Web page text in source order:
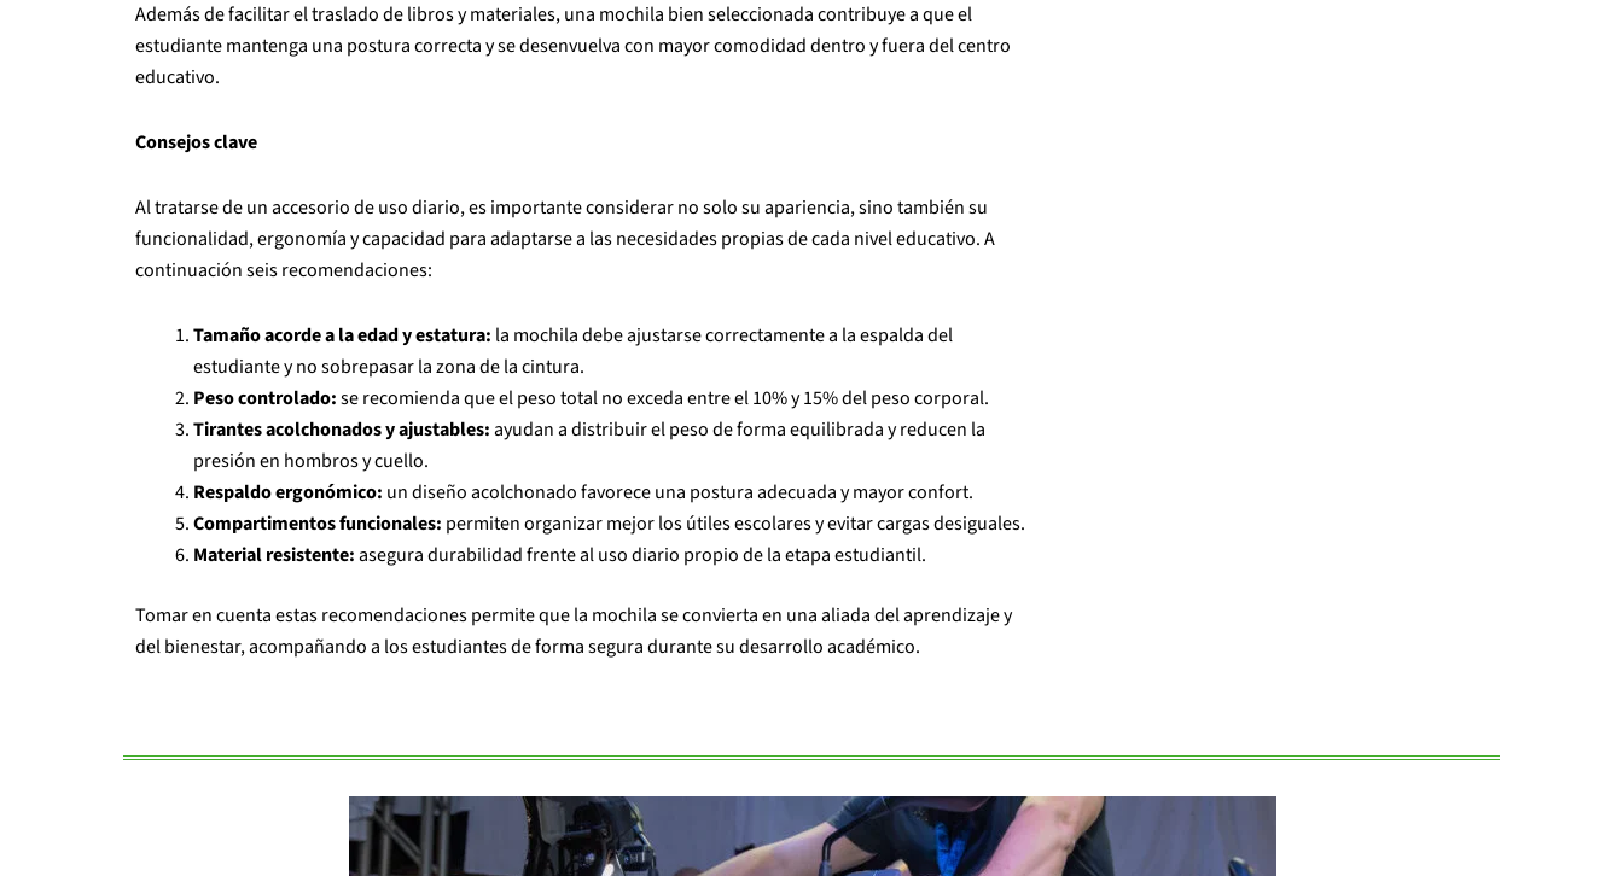
Además de facilitar el traslado de libros y materiales, una mochila bien seleccionada contribuye a que el
estudiante mantenga una postura correcta y se desenvuelva con mayor comodidad dentro y fuera del centro
educativo.
Consejos clave
Al tratarse de un accesorio de uso diario, es importante considerar no solo su apariencia, sino también su
funcionalidad, ergonomía y capacidad para adaptarse a las necesidades propias de cada nivel educativo. A
continuación seis recomendaciones:
Tamaño acorde a la edad y estatura: la mochila debe ajustarse correctamente a la espalda del
estudiante y no sobrepasar la zona de la cintura.
Peso controlado:se recomienda que el peso total no exceda entre el 10% y 15% del peso corporal.
Tirantes acolchonados y ajustables:ayudan a distribuir el peso de forma equilibrada y reducen la
presión en hombros y cuello.
Respaldo ergonómico: un diseño acolchonado favorece una postura adecuada y mayor confort.
Compartimentos funcionales: permiten organizar mejor los útiles escolares y evitar cargas desiguales.
Material resistente:asegura durabilidad frente al uso diario propio de la etapa estudiantil.
Tomar en cuenta estas recomendaciones permite que la mochila se convierta en una aliada del aprendizaje y
del bienestar, acompañando a los estudiantes de forma segura durante su desarrollo académico.